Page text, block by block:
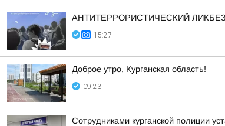
АНТИТЕРРОРИСТИЧЕСКИЙ ЛИКБЕЗ
15:27
Доброе утро, Курганская область!
09:23
Сотрудниками курганской полиции